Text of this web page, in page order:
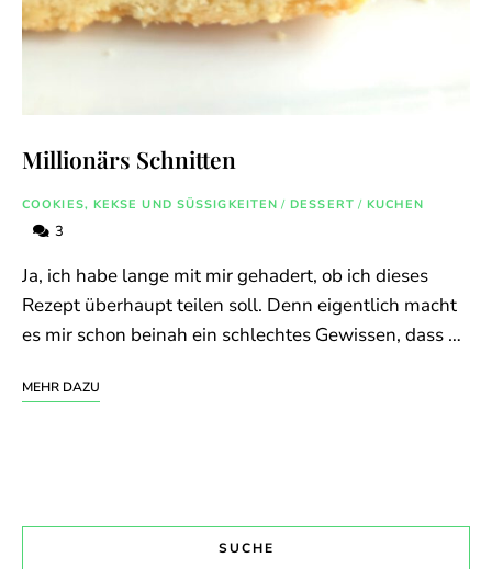
Millionärs Schnitten
COOKIES, KEKSE UND SÜSSIGKEITEN / DESSERT / KUCHEN
3
Ja, ich habe lange mit mir gehadert, ob ich dieses
Rezept überhaupt teilen soll. Denn eigentlich macht
es mir schon beinah ein schlechtes Gewissen, dass …
MEHR DAZU
SUCHE